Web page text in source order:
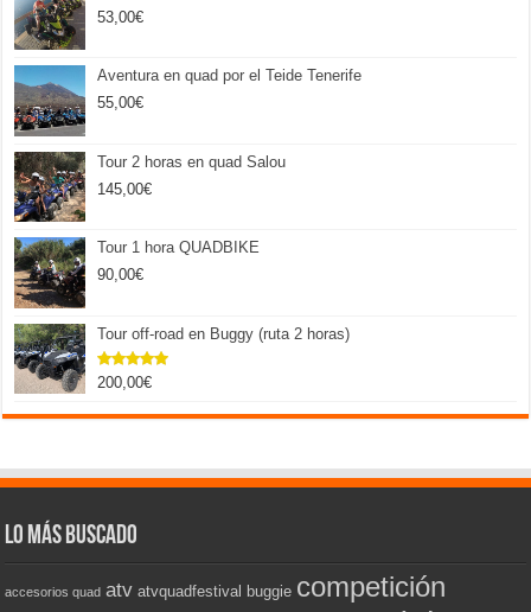
53,00€
Aventura en quad por el Teide Tenerife
55,00€
Tour 2 horas en quad Salou
145,00€
Tour 1 hora QUADBIKE
90,00€
Tour off-road en Buggy (ruta 2 horas)
Valorado
de 5
200,00€
Lo más buscado
accesorios quad atv atvquadfestival buggie competición